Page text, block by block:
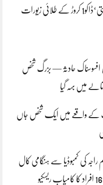
کلرسیداں ڈکیتی‘ڈاکو1 کروڑ کے طلائی زیورات
افسوسناک حادثہ — بزرگ شخص
میں بہہ گیا
کے واقعے میں ایک شخص جاں
راجہ کی کمبوڈیا سے ہنگامی کال